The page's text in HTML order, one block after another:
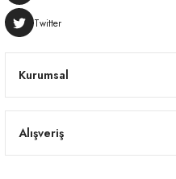
Kurumsal
Alışveriş
Twitter